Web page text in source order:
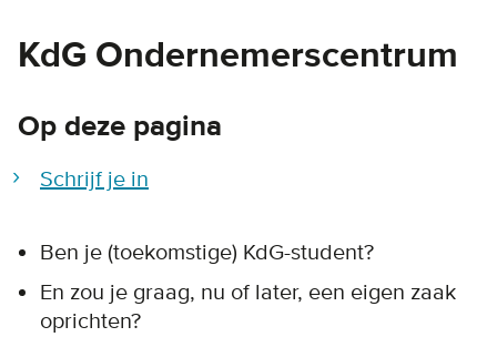
KdG Ondernemerscentrum
Op deze pagina
Schrijf je in
Ben je (toekomstige) KdG-student?
En zou je graag, nu of later, een eigen zaak
oprichten?